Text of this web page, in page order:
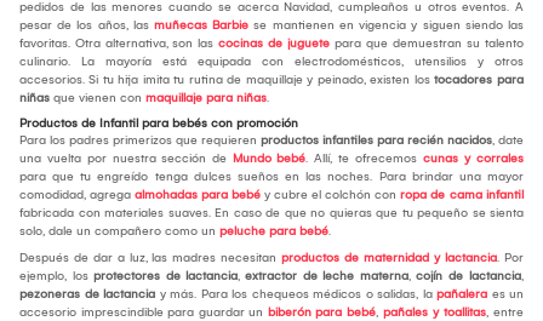
pedidos de las menores cuando se acerca Navidad, cumpleaños u otros eventos. A
pesar de los años, las muñecas Barbie se mantienen en vigencia y siguen siendo las
favoritas. Otra alternativa, son las cocinas de juguete para que demuestran su talento
culinario. La mayoría está equipada con electrodomésticos, utensilios y otros
accesorios. Si tu hija imita tu rutina de maquillaje y peinado, existen los tocadores para
niñas que vienen con maquillaje para niñas.
Productos de Infantil para bebés con promoción
Para los padres primerizos que requieren productos infantiles para recién nacidos, date
una vuelta por nuestra sección de Mundo bebé. Allí, te ofrecemos cunas y corrales
para que tu engreído tenga dulces sueños en las noches. Para brindar una mayor
comodidad, agrega almohadas para bebé y cubre el colchón con ropa de cama infantil
fabricada con materiales suaves. En caso de que no quieras que tu pequeño se sienta
solo, dale un compañero como un peluche para bebé.
Después de dar a luz, las madres necesitan productos de maternidad y lactancia. Por
ejemplo, los protectores de lactancia, extractor de leche materna, cojín de lactancia,
pezoneras de lactancia y más. Para los chequeos médicos o salidas, la pañalera es un
accesorio imprescindible para guardar un biberón para bebé, pañales y toallitas, entre